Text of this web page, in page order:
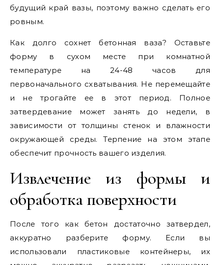
будущий край вазы, поэтому важно сделать его
ровным.
Как долго сохнет бетонная ваза? Оставьте
форму в сухом месте при комнатной
температуре на 24-48 часов для
первоначального схватывания. Не перемещайте
и не трогайте ее в этот период. Полное
затвердевание может занять до недели, в
зависимости от толщины стенок и влажности
окружающей среды. Терпение на этом этапе
обеспечит прочность вашего изделия.
Извлечение из формы и
обработка поверхности
После того как бетон достаточно затвердел,
аккуратно разберите форму. Если вы
использовали пластиковые контейнеры, их